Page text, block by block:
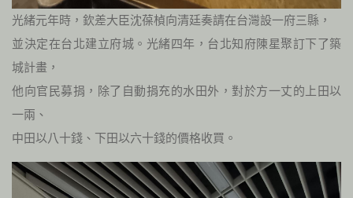
光緒元年時，欽差大臣沈葆楨向清廷奏請在台灣設一府三縣，
並決定在台北建立府城。光緒四年，台北知府陳星聚訂下了築
城計畫，
他向官民募捐，除了自動捐充的水田外，對於方一丈的上田以
一兩、
中田以八十錢、下田以六十錢的價格收買。